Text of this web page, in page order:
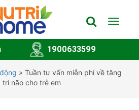
Toggle
1900633599
» Tuần tư vấn miễn phí về tăng
não cho trẻ em